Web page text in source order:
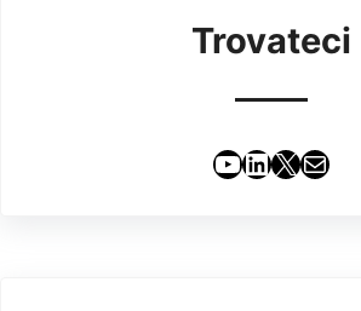
Trovateci
YouTube
LinkedIn
X Email